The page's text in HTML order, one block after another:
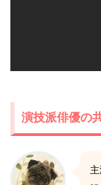
演技派俳優の